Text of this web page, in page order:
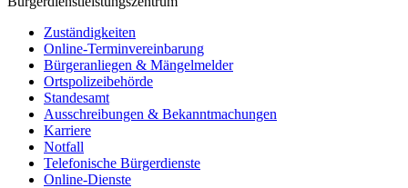
Zuständigkeiten
Online-Terminvereinbarung
Bürgeranliegen & Mängelmelder
Ortspolizeibehörde
Standesamt
Ausschreibungen & Bekanntmachungen
Karriere
Notfall
Telefonische Bürgerdienste
Online-Dienste